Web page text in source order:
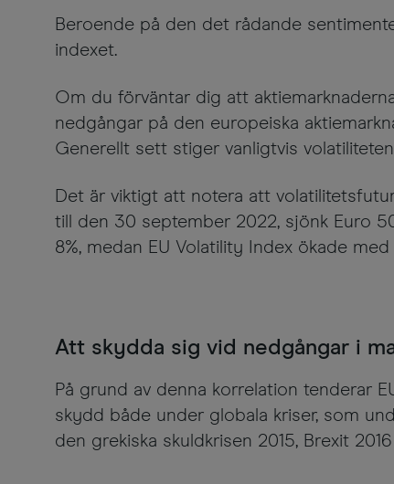
Beroende på den det rådande
indexet.
Om du förväntar dig att
nedgångar på den europeiska
Generellt sett stiger vanligtvis
Det är viktigt att notera att
till den 30 september 2022, sjönk Euro
8%, medan EU Volatility Index ökade med
Att skydda sig vid nedgångar i
På grund av denna korrelation tenderar
skydd både under globala kriser, som
den grekiska skuldkrisen 2015, Brexit